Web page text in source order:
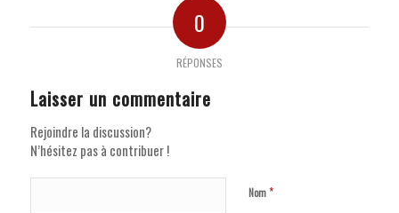
0
RÉPONSES
Laisser un commentaire
Rejoindre la discussion?
N’hésitez pas à contribuer !
Nom*